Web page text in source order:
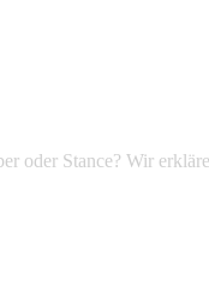
oder Stance? Wir